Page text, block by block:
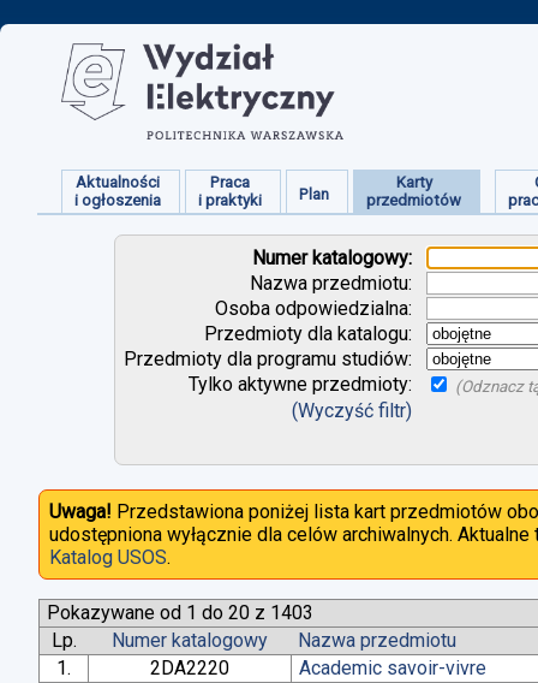
Aktualności
i ogłoszenia
Praca
i praktyki
Plan
Karty
przedmiotów
Numer katalogowy:
Nazwa przedmiotu:
Osoba odpowiedzialna:
Przedmioty dla katalogu:
Przedmioty dla programu studiów:
Tylko aktywne przedmioty:
(Odznacz
(Wyczyść filtr)
Uwaga! Przedstawiona poniżej lista kart przedmiotów
udostępniona wyłącznie dla celów archiwalnych.
Katalog USOS.
Pokazywane od 1 do 20 z 1403
Lp.
Numer katalogowy
Nazwa przedmiotu
1.
2DA2220
Academic savoir-vivre